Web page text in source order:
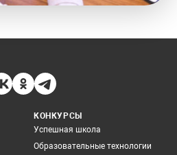
КОНКУРСЫ
Успешная школа
Образовательные технологии